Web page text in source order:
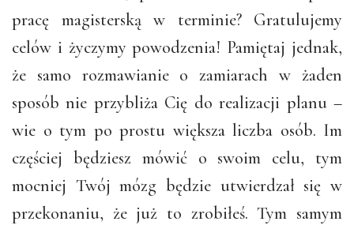
pracę magisterską w terminie? Gratulujemy
celów i życzymy powodzenia! Pamiętaj jednak,
że samo rozmawianie o zamiarach w żaden
sposób nie przybliża Cię do realizacji planu –
wie o tym po prostu większa liczba osób. Im
częściej będziesz mówić o swoim celu, tym
mocniej Twój mózg będzie utwierdzał się w
przekonaniu, że już to zrobiłeś. Tym samym